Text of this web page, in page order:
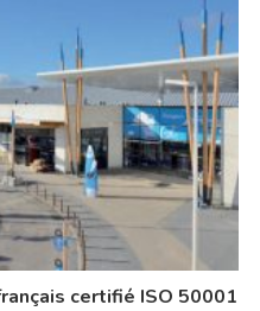
certifié ISO 50001